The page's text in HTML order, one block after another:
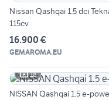
Nissan Qashqai 1.5 dci
115cv
16.900 €
GEMAROMA.EU
18
NISSAN Qashqai 1.5 e-